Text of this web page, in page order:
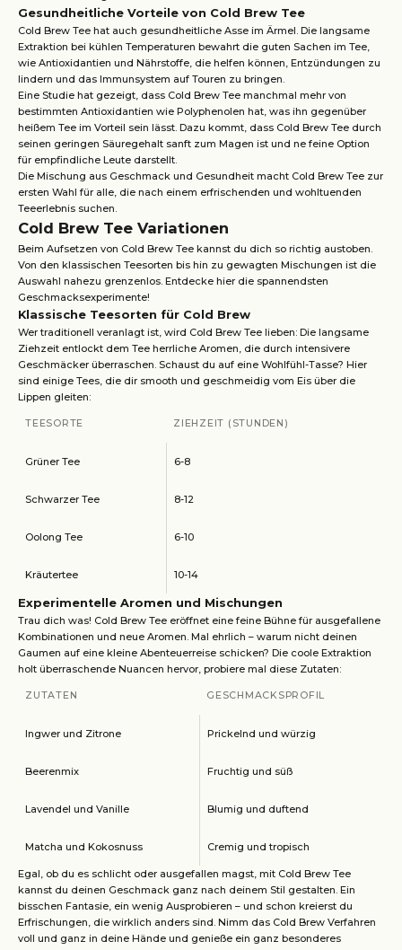
Gesundheitliche Vorteile von Cold Brew Tee
Cold Brew Tee hat auch gesundheitliche Asse im Ärmel. Die langsame
Extraktion bei kühlen Temperaturen bewahrt die guten Sachen im Tee,
wie Antioxidantien und Nährstoffe, die helfen können, Entzündungen zu
lindern und das Immunsystem auf Touren zu bringen.
Eine Studie hat gezeigt, dass Cold Brew Tee manchmal mehr von
bestimmten Antioxidantien wie Polyphenolen hat, was ihn gegenüber
heißem Tee im Vorteil sein lässt. Dazu kommt, dass Cold Brew Tee durch
seinen geringen Säuregehalt sanft zum Magen ist und ne feine Option
für empfindliche Leute darstellt.
Die Mischung aus Geschmack und Gesundheit macht Cold Brew Tee zur
ersten Wahl für alle, die nach einem erfrischenden und wohltuenden
Teeerlebnis suchen.
Cold Brew Tee Variationen
Beim Aufsetzen von Cold Brew Tee kannst du dich so richtig austoben.
Von den klassischen Teesorten bis hin zu gewagten Mischungen ist die
Auswahl nahezu grenzenlos. Entdecke hier die spannendsten
Geschmacksexperimente!
Klassische Teesorten für Cold Brew
Wer traditionell veranlagt ist, wird Cold Brew Tee lieben: Die langsame
Ziehzeit entlockt dem Tee herrliche Aromen, die durch intensivere
Geschmäcker überraschen. Schaust du auf eine Wohlfühl-Tasse? Hier
sind einige Tees, die dir smooth und geschmeidig vom Eis über die
Lippen gleiten:
TEESORTE ZIEHZEIT (STUNDEN)
Grüner Tee 6-8
Schwarzer Tee 8-12
Oolong Tee 6-10
Kräutertee 10-14
Experimentelle Aromen und Mischungen
Trau dich was! Cold Brew Tee eröffnet eine feine Bühne für ausgefallene
Kombinationen und neue Aromen. Mal ehrlich – warum nicht deinen
Gaumen auf eine kleine Abenteuerreise schicken? Die coole Extraktion
holt überraschende Nuancen hervor, probiere mal diese Zutaten:
ZUTATEN GESCHMACKSPROFIL
Ingwer und Zitrone Prickelnd und würzig
Beerenmix Fruchtig und süß
Lavendel und Vanille Blumig und duftend
Matcha und Kokosnuss Cremig und tropisch
Egal, ob du es schlicht oder ausgefallen magst, mit Cold Brew Tee
kannst du deinen Geschmack ganz nach deinem Stil gestalten. Ein
bisschen Fantasie, ein wenig Ausprobieren – und schon kreierst du
Erfrischungen, die wirklich anders sind. Nimm das Cold Brew Verfahren
voll und ganz in deine Hände und genieße ein ganz besonderes